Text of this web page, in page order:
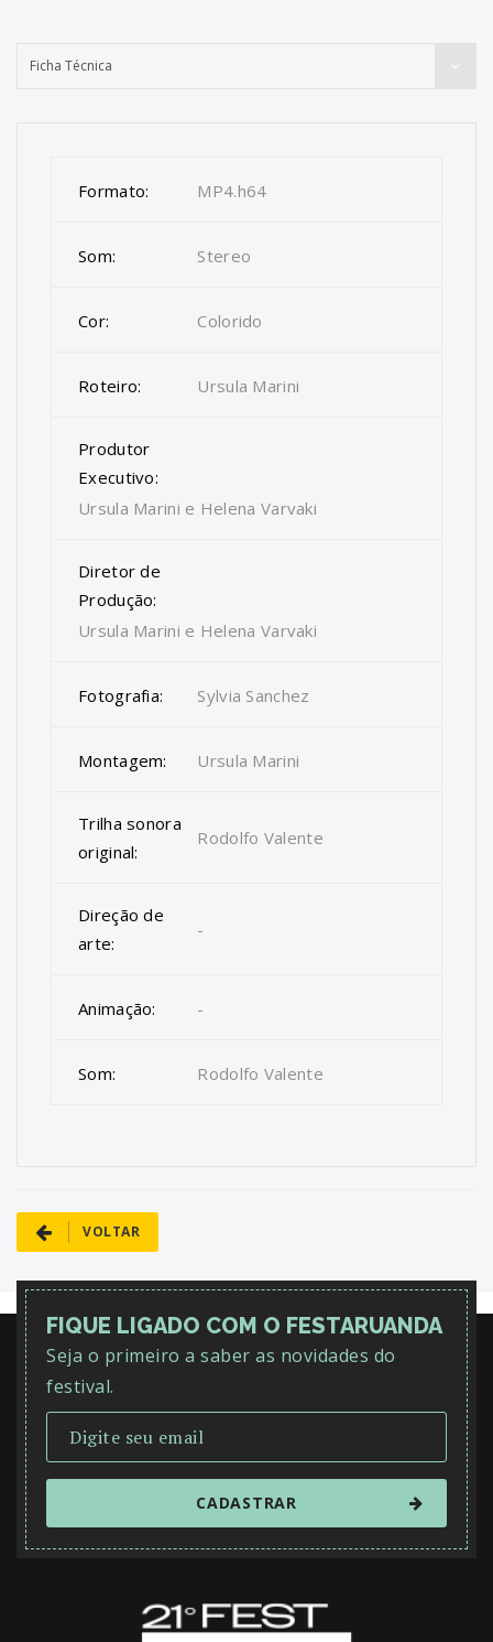
Formato: MP4.h64
Som: Stereo
Cor: Colorido
Roteiro: Ursula Marini
Produtor
Executivo:
Ursula Marini e Helena Varvaki
Diretor de
Produção:
Ursula Marini e Helena Varvaki
Fotografia: Sylvia Sanchez
Montagem: Ursula Marini
Trilha sonora
original:
Rodolfo Valente
Direção de
arte:
-
Animação: -
Som: Rodolfo Valente
VOLTAR
FIQUE LIGADO COM O FESTARUANDA
Seja o primeiro a saber as novidades do
festival.